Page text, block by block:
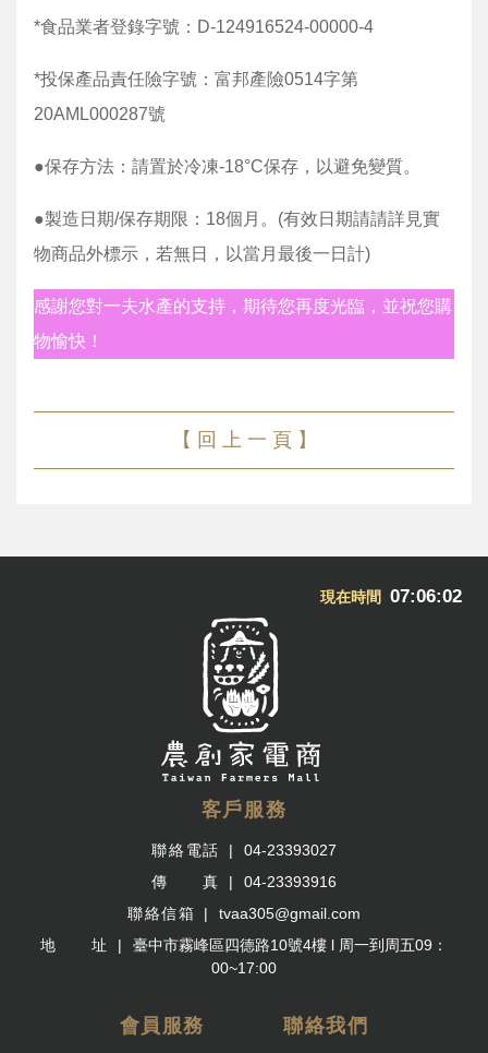
*食品業者登錄字號：D-124916524-00000-4
*投保產品責任險字號：富邦產險0514字第
20AML000287號
●保存方法：請置於冷凍-18°C保存，以避免變質。
●製造日期/保存期限：18個月。(有效日期請請詳見實
物商品外標示，若無日，以當月最後一日計)
感謝您對一夫水產的支持，期待您再度光臨，並祝您購
物愉快！
【 回 上 一 頁 】
現在時間 07:06:03
客戶服務
聯絡電話
04-23393027
傳 真
04-23393916
聯絡信箱
tvaa305@gmail.com
地 址
臺中市霧峰區四德路10號4樓 l 周一到周五09：
00~17:00
會員服務 聯絡我們